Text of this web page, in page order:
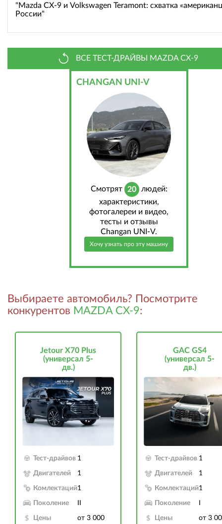
"Mazda CX-9 и Volkswagen Teramont: схватка
России"
ВСЕ ТЕСТ-ДРАЙВЫ MAZDA CX-9
CHANGAN UNI-V
Cмотрят 20 людей:
характеристики,
фотогалереи и видео,
тесты и отзывы
Changan UNI-V.
Хочу узнать про эту машину
Выбираете автомобиль? Посмотрите
конкурентов MAZDA CX-9:
Jetour X70 Plus
(универсал 5-
дв.)
Тест-драйвов 1
Двигателей 1
Комлектаций1
Поколение
Цены
от 3 000
GAC GS4
(универсал 5-
дв.)
Тест-драйвов 1
Двигателей 1
Комлектаций1
Поколение
Цены
от 3